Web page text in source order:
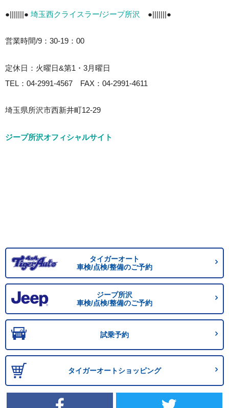
●|||||||● 埼玉西クライスラー/ジープ所沢 ●|||||||●
営業時間/9：30-19：00
定休日：火曜日&第1・3月曜日
TEL：04-2991-4567 FAX：04-2991-4611
埼玉県所沢市西新井町12-29
ジープ所沢オフィシャルサイト
タイガーオート
車検/点検/整備のご予約
ジープ所沢
車検/点検/整備のご予約
試乗予約
タイガーオートショッピング